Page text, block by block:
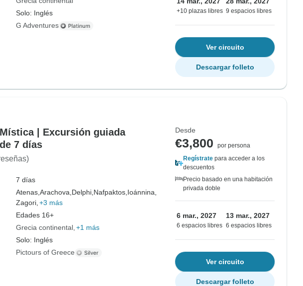
Solo: Inglés
G Adventures
+10 plazas libres 9 espacios libres
Ver circuito
Descargar folleto
| Excursión guiada
7 días
7 días
Atenas, Arachova, Delphi, Nafpaktos, Ioánnina,
Zagori, +3 más
Edades 16+
Grecia continental +1 más
Solo: Inglés
Pictours of Greece
Desde
€3,800
por persona
Regístrate para acceder a los
descuentos
Precio basado en una habitación
privada doble
6 mar., 2027
6 espacios libres
13 mar., 2027
6 espacios libres
Ver circuito
Descargar folleto